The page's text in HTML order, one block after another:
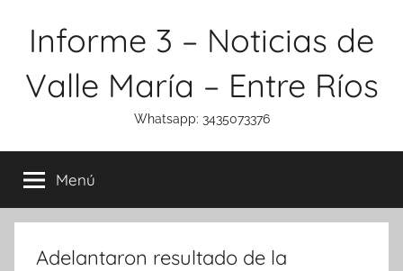
Informe 3 – Noticias de
Valle María – Entre Ríos
Whatsapp: 3435073376
Menú
Adelantaron resultado de la